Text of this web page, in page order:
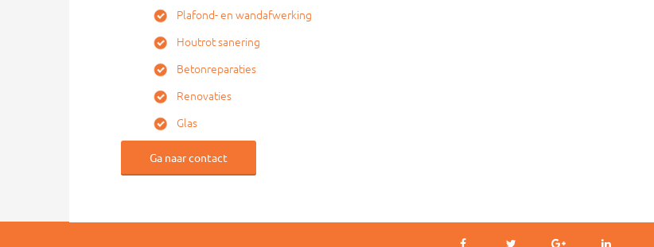
Plafond- en wandafwerking
Houtrot sanering
Betonreparaties
Renovaties
Glas
Ga naar contact